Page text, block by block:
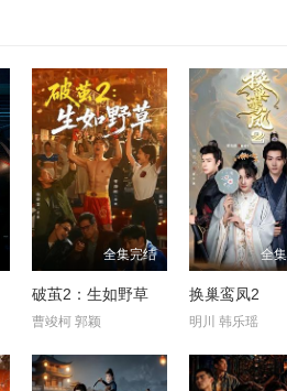
全集完结
破茧2：生如野草
曹竣柯 郭颖
全
换巢鸾凤2
明川 韩乐瑶